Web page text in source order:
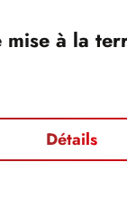
mise à la
Détails